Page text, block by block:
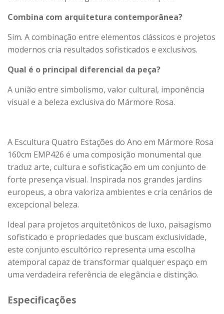
Combina com arquitetura contemporânea?
Sim. A combinação entre elementos clássicos e projetos
modernos cria resultados sofisticados e exclusivos.
Qual é o principal diferencial da peça?
A união entre simbolismo, valor cultural, imponência
visual e a beleza exclusiva do Mármore Rosa.
A Escultura Quatro Estações do Ano em Mármore Rosa
160cm EMP426 é uma composição monumental que
traduz arte, cultura e sofisticação em um conjunto de
forte presença visual. Inspirada nos grandes jardins
europeus, a obra valoriza ambientes e cria cenários de
excepcional beleza.
Ideal para projetos arquitetônicos de luxo, paisagismo
sofisticado e propriedades que buscam exclusividade,
este conjunto escultórico representa uma escolha
atemporal capaz de transformar qualquer espaço em
uma verdadeira referência de elegância e distinção.
Especificações